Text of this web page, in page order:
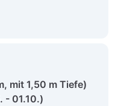
mit 1,50 m Tiefe)
- 01.10.)